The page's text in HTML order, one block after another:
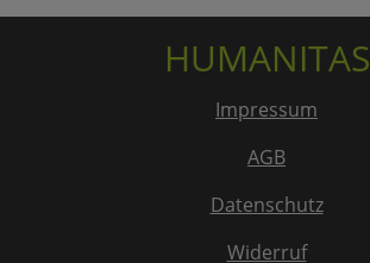
HUMANITAS
Impressum
AGB
Datenschutz
Widerruf